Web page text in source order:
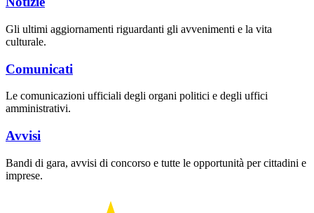
Gli ultimi aggiornamenti riguardanti gli avvenimenti e la vita
culturale.
Comunicati
Le comunicazioni ufficiali degli organi politici e degli uffici
amministrativi.
Avvisi
Bandi di gara, avvisi di concorso e tutte le opportunità per cittadini e
imprese.